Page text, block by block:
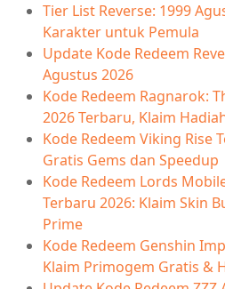
Tier List Reverse: 1999
Karakter untuk Pemula
Update Kode Redeem
Agustus 2026
Kode Redeem Ragnarok:
2026 Terbaru, Klaim
Kode Redeem Viking Rise
Gratis Gems dan Speedup
Kode Redeem Lords
Terbaru 2026: Klaim Skin
Prime
Kode Redeem Genshin
Klaim Primogem Gratis &